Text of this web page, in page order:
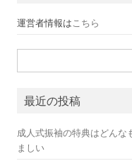
運営者情報は こちら
最近の投稿
成人式振袖の特典はどんな
ましい